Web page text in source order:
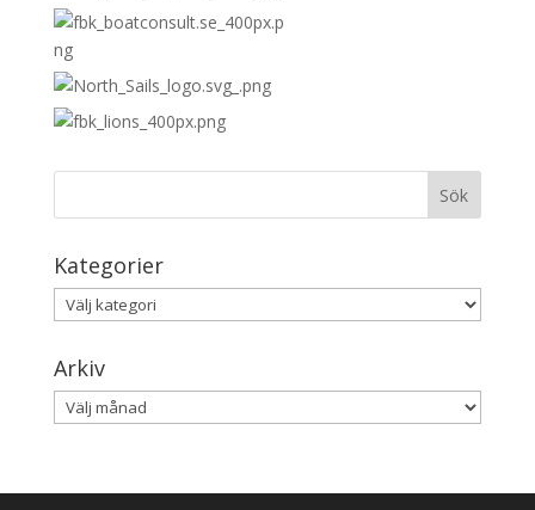
Kategorier
Kategorier
Arkiv
Arkiv